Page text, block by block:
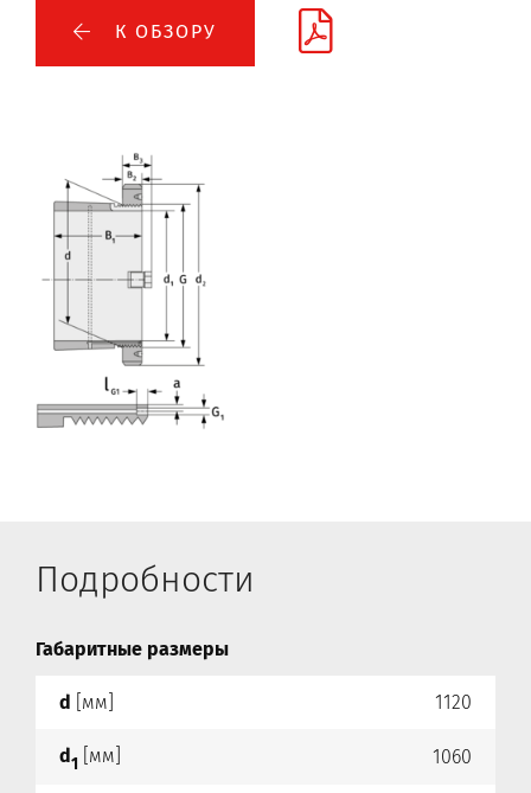
К ОБЗОРУ
Подробности
Габаритные размеры
d [мм] 1120
d1 [мм] 1060